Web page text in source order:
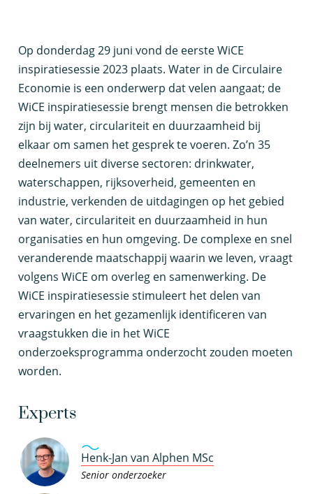
Op donderdag 29 juni vond de eerste WiCE
inspiratiesessie 2023 plaats. Water in de Circulaire
Economie is een onderwerp dat velen aangaat; de
WiCE inspiratiesessie brengt mensen die betrokken
zijn bij water, circulariteit en duurzaamheid bij
elkaar om samen het gesprek te voeren. Zo’n 35
deelnemers uit diverse sectoren: drinkwater,
waterschappen, rijksoverheid, gemeenten en
industrie, verkenden de uitdagingen op het gebied
van water, circulariteit en duurzaamheid in hun
organisaties en hun omgeving. De complexe en snel
veranderende maatschappij waarin we leven, vraagt
volgens WiCE om overleg en samenwerking. De
WiCE inspiratiesessie stimuleert het delen van
ervaringen en het gezamenlijk identificeren van
vraagstukken die in het WiCE
onderzoeksprogramma onderzocht zouden moeten
worden.
Experts
Henk-Jan van Alphen MSc
Senior onderzoeker